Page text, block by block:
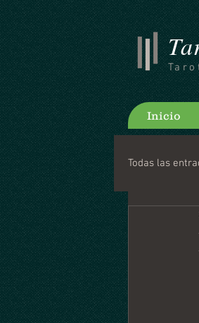
Inicio
Todas las